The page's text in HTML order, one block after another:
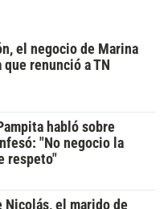
el negocio de Marina
renunció a TN
habló sobre
"No negocio la
respeto"
Nicolás, el marido de